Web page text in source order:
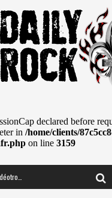
Muse au Centre Vidéotron de Québec
Journey et Toto au Centre Bell